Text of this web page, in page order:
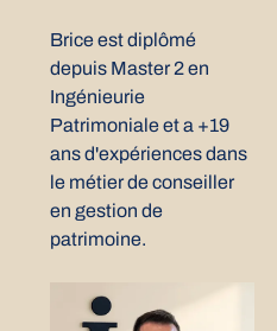
Brice est diplômé
depuis Master 2 en
Ingénieurie
Patrimoniale et a +19
ans d'expériences dans
le métier de conseiller
en gestion de
patrimoine.